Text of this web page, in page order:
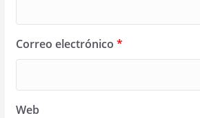
Correo electrónico *
Web